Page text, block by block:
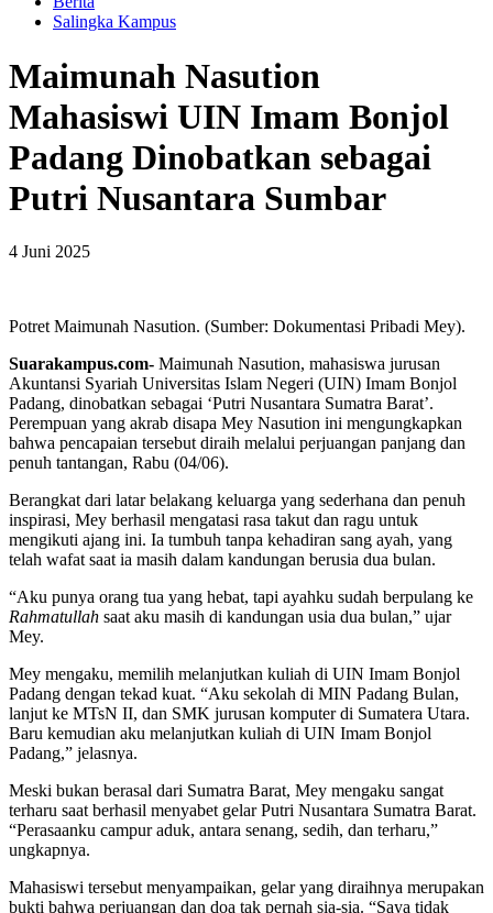
Salingka Kampus
Maimunah Nasution
Mahasiswi UIN Imam Bonjol
Padang Dinobatkan sebagai
Putri Nusantara Sumbar
4 Juni 2025
Potret Maimunah Nasution. (Sumber: Dokumentasi Pribadi Mey).
Suarakampus.com- Maimunah Nasution, mahasiswa jurusan
Akuntansi Syariah Universitas Islam Negeri (UIN) Imam Bonjol
Padang, dinobatkan sebagai ‘Putri Nusantara Sumatra Barat’.
Perempuan yang akrab disapa Mey Nasution ini mengungkapkan
bahwa pencapaian tersebut diraih melalui perjuangan panjang dan
penuh tantangan, Rabu (04/06).
Berangkat dari latar belakang keluarga yang sederhana dan penuh
inspirasi, Mey berhasil mengatasi rasa takut dan ragu untuk
mengikuti ajang ini. Ia tumbuh tanpa kehadiran sang ayah, yang
telah wafat saat ia masih dalam kandungan berusia dua bulan.
“Aku punya orang tua yang hebat, tapi ayahku sudah berpulang ke
Rahmatullah saat aku masih di kandungan usia dua bulan,” ujar
Mey.
Mey mengaku, memilih melanjutkan kuliah di UIN Imam Bonjol
Padang dengan tekad kuat. “Aku sekolah di MIN Padang Bulan,
lanjut ke MTsN II, dan SMK jurusan komputer di Sumatera Utara.
Baru kemudian aku melanjutkan kuliah di UIN Imam Bonjol
Padang,” jelasnya.
Meski bukan berasal dari Sumatra Barat, Mey mengaku sangat
terharu saat berhasil menyabet gelar Putri Nusantara Sumatra Barat.
“Perasaanku campur aduk, antara senang, sedih, dan terharu,”
ungkapnya.
Mahasiswi tersebut menyampaikan, gelar yang diraihnya merupakan
bukti bahwa perjuangan dan doa tak pernah sia-sia. “Saya tidak